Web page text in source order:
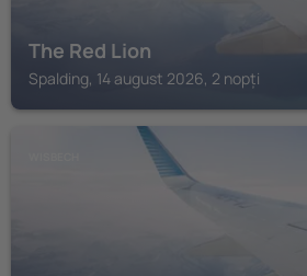
The Red Lion
Spalding, 14 august 2026, 2 nopți